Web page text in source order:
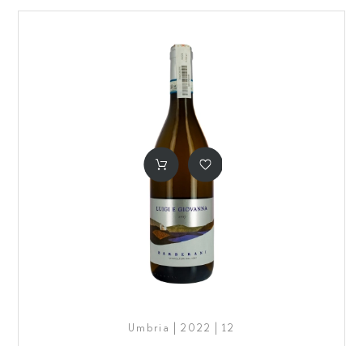
Umbria | 2022 | 12